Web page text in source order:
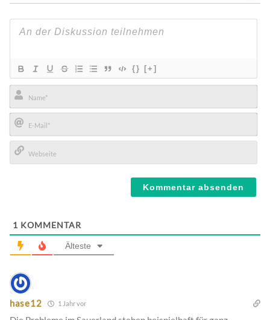
{} [+]
Name*
E-
Mail*
1 KOMMENTAR
Älteste
hase12 1 Jahr vor